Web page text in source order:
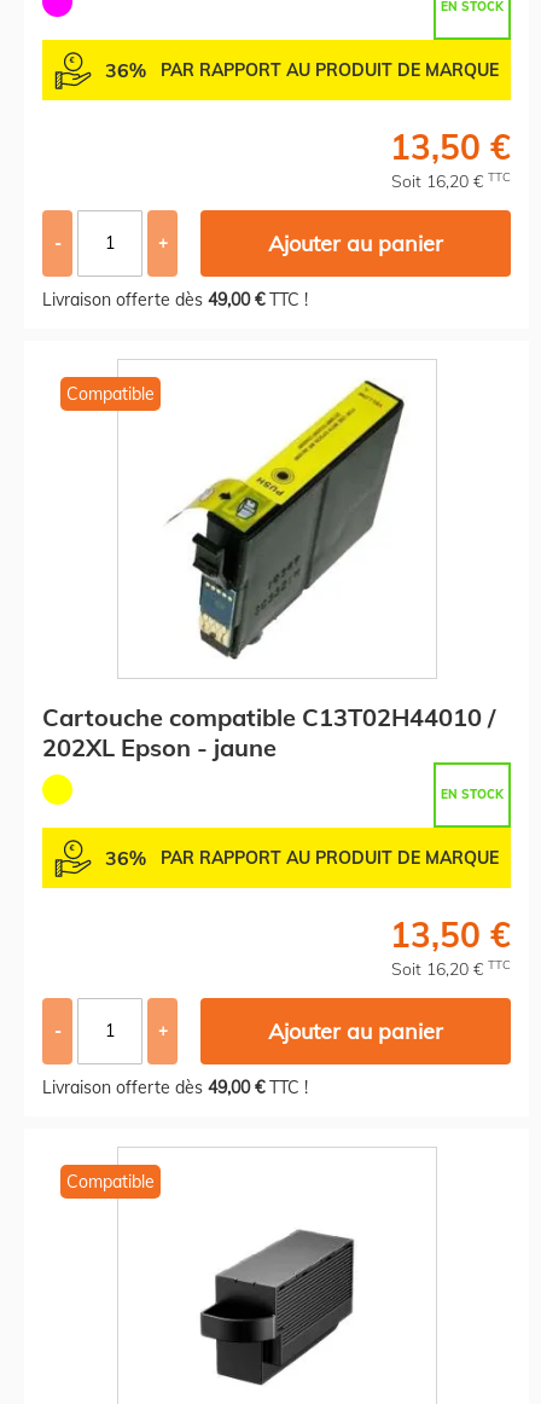
EN STOCK
36% PAR RAPPORT AU PRODUIT DE MARQUE
13,50 €
Soit 16,20 € TTC
- + Ajouter au panier
Livraison offerte dès 49,00 €TTC !
Compatible
Cartouche compatible C13T02H44010 /
202XL Epson - jaune
EN STOCK
36% PAR RAPPORT AU PRODUIT DE MARQUE
13,50 €
Soit 16,20 € TTC
- + Ajouter au panier
Livraison offerte dès 49,00 €TTC !
Compatible